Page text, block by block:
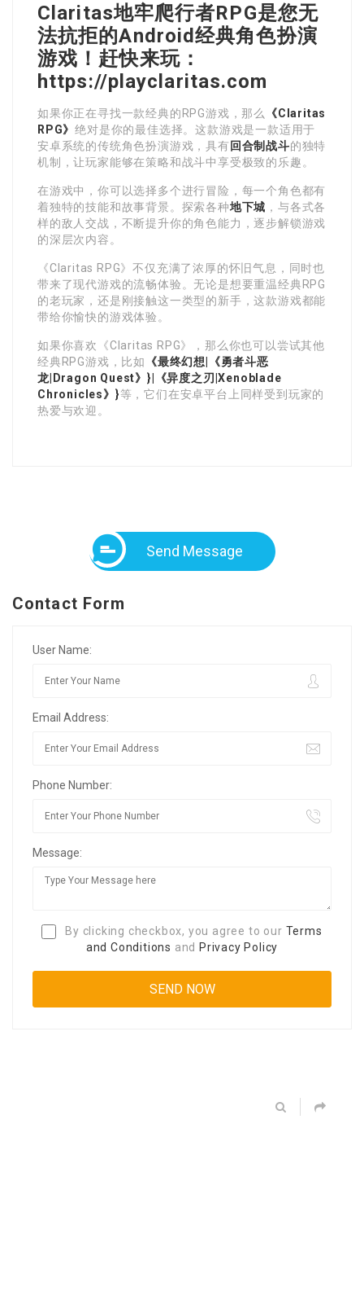
Claritas地牢爬行者RPG是您无
法抗拒的Android经典角色扮演
游戏！赶快来玩：
https://playclaritas.com
如果你正在寻找一款经典的RPG游戏，那么
《Claritas
RPG》绝对是你的最佳选择。这款游戏是一款适用于
安卓系统的传统角色扮演游戏，具有 回合制战斗的独特
机制，让玩家能够在策略和战斗中享受极致的乐趣。
在游戏中，你可以选择多个进行冒险，每一个角色都有
着独特的技能和故事背景。探索各种地下城 ，与各式各
样的敌人交战，不断提升你的角色能力，逐步解锁游戏
的深层次内容。
《Claritas RPG》不仅充满了浓厚的怀旧气息，同时也
带来了现代游戏的流畅体验。无论是想要重温经典RPG
的老玩家，还是刚接触这一类型的新手，这款游戏都能
带给你愉快的游戏体验。
如果你喜欢《Claritas RPG》，那么你也可以尝试其他
经典RPG游戏，比如
《最终幻想|《勇者斗恶
龙|Dragon Quest》}|《异度之刃|Xenoblade
Chronicles》}等，它们在安卓平台上同样受到玩家的
热爱与欢迎。
Send Message
Contact Form
User Name:
Email Address:
Phone Number:
Message:
By clicking checkbox, you agree to our Terms
and Conditions and Privacy Policy